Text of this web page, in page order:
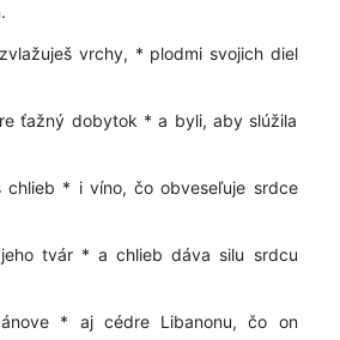
vrchy, * plodmi svojich diel
ťažný dobytok * a byli, aby slúžila
chlieb * i víno, čo obveseľuje srdce
jeho tvár * a chlieb dáva silu srdcu
* aj cédre Libanonu, čo on